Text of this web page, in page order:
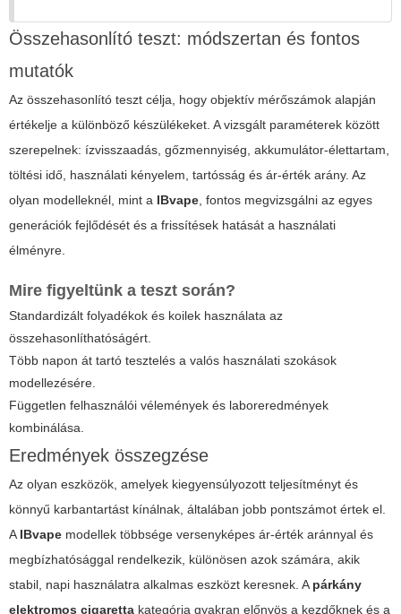
Összehasonlító teszt: módszertan és fontos
mutatók
Az összehasonlító teszt célja, hogy objektív mérőszámok alapján
értékelje a különböző készülékeket. A vizsgált paraméterek között
szerepelnek: ízvisszaadás, gőzmennyiség, akkumulátor-élettartam,
töltési idő, használati kényelem, tartósság és ár-érték arány. Az
olyan modelleknél, mint a IBvape, fontos megvizsgálni az egyes
generációk fejlődését és a frissítések hatását a használati
élményre.
Mire figyeltünk a teszt során?
Standardizált folyadékok és koilek használata az
összehasonlíthatóságért.
Több napon át tartó tesztelés a valós használati szokások
modellezésére.
Független felhasználói vélemények és laboreredmények
kombinálása.
Eredmények összegzése
Az olyan eszközök, amelyek kiegyensúlyozott teljesítményt és
könnyű karbantartást kínálnak, általában jobb pontszámot értek el.
AIBvape modellek többsége versenyképes ár-érték aránnyal és
megbízhatósággal rendelkezik, különösen azok számára, akik
stabil, napi használatra alkalmas eszközt keresnek. Apárkány
elektromos cigaretta kategória gyakran előnyös a kezdőknek és a